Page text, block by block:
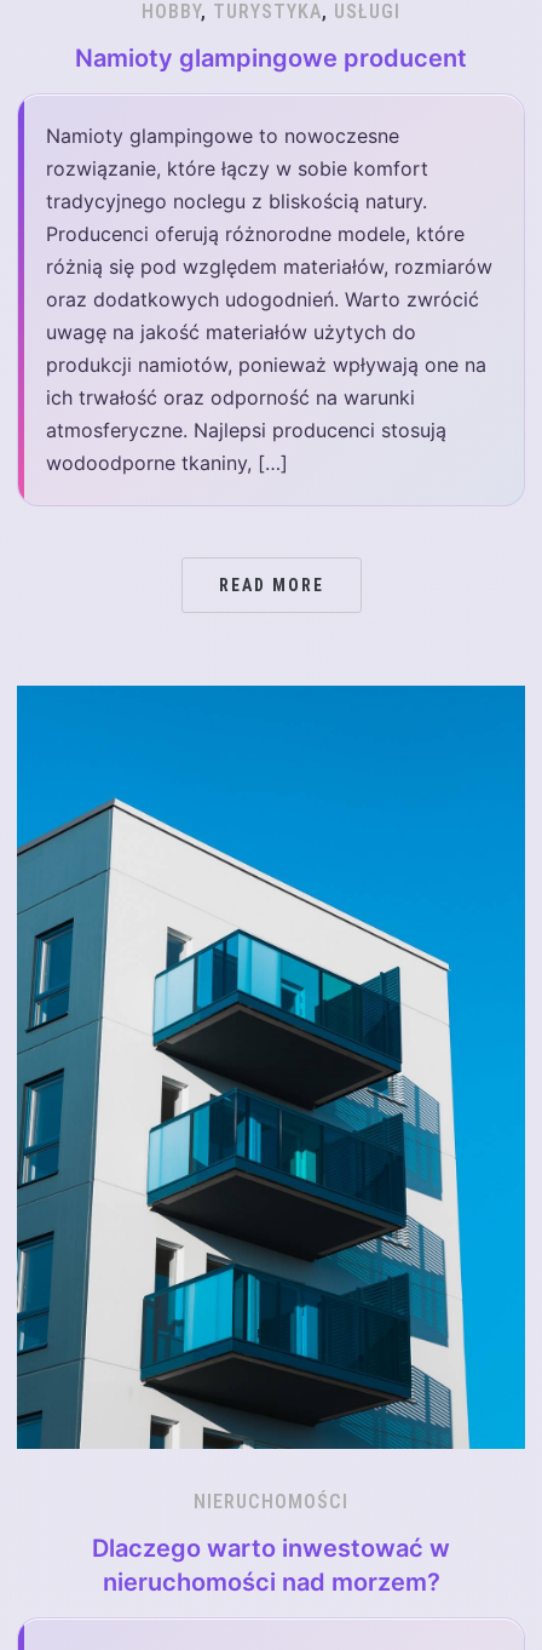
HOBBY, TURYSTYKA, USŁUGI
Namioty glampingowe producent
Namioty glampingowe to nowoczesne
rozwiązanie, które łączy w sobie komfort
tradycyjnego noclegu z bliskością natury.
Producenci oferują różnorodne modele, które
różnią się pod względem materiałów, rozmiarów
oraz dodatkowych udogodnień. Warto zwrócić
uwagę na jakość materiałów użytych do
produkcji namiotów, ponieważ wpływają one na
ich trwałość oraz odporność na warunki
atmosferyczne. Najlepsi producenci stosują
wodoodporne tkaniny, […]
READ MORE
NIERUCHOMOŚCI
Dlaczego warto inwestować w
nieruchomości nad morzem?